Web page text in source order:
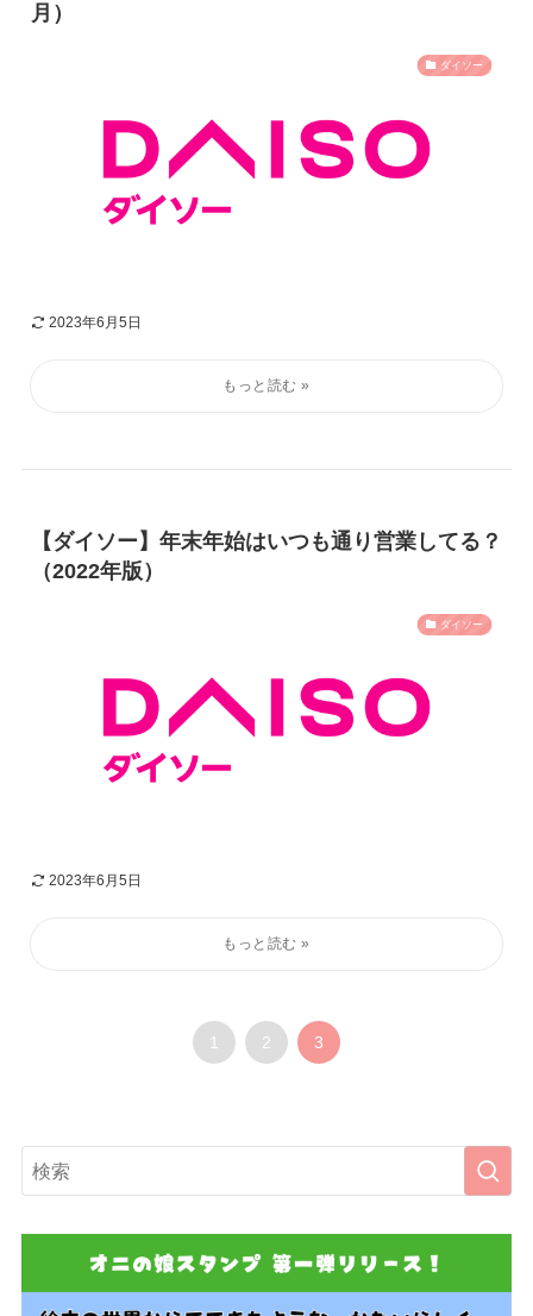
月）
ダイソー
2023年6月5日
【ダイソー】年末年始はいつも通り営業してる？
（2022年版）
ダイソー
2023年6月5日
1 2 3